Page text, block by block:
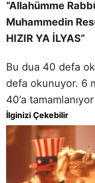
“Allahümme
Muhammedin
HIZIR YA İLYAS”
Bu dua 40 defa
defa okunuyor. 6
40’a tamamlanıyor